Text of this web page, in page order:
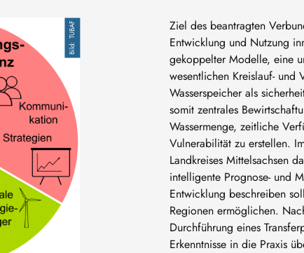
TUBAF Ziel des beantragten
Entwicklung und Nutzung
gekoppelter Modelle, eine
wesentlichen Kreislauf- und
Wasserspeicher als
somit zentrales
Wassermenge, zeitliche
Vulnerabilität zu erstellen.
Landkreises Mittelsachsen
intelligente Prognose- und
Entwicklung beschreiben
Regionen ermöglichen.
Durchführung eines
Erkenntnisse in die Praxis